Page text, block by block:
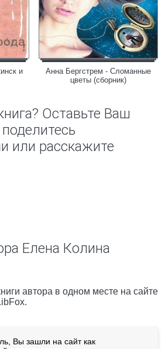
и
Анна Бергстрем - Сломанные
цветы (сборник)
Оставьте Ваш
или расскажите
Елена Колина
автора в одном месте на сайте
Вы зашли на сайт как